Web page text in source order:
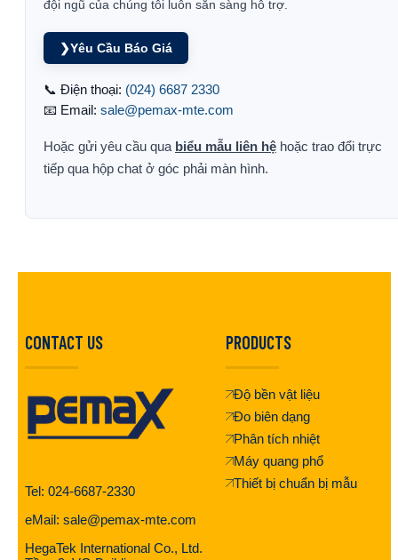
đội ngũ của chúng tôi luôn sẵn sàng hỗ trợ.
❯Yêu Cầu Báo Giá
📞 Điện thoại: (024) 6687 2330
📧 Email: sale@pemax-mte.com
Hoặc gửi yêu cầu qua biểu mẫu liên hệ hoặc trao đổi trực
tiếp qua hộp chat ở góc phải màn hình.
CONTACT US
Tel: 024-6687-2330
eMail: sale@pemax-mte.com
HegaTek International Co., Ltd.
PRODUCTS
Độ bền vật liệu
Đo biên dạng
Phân tích nhiệt
Máy quang phổ
Thiết bị chuẩn bị mẫu